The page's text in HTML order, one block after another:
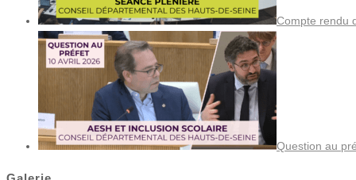
Compte rendu
Question au